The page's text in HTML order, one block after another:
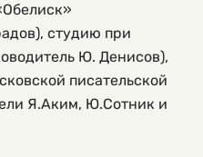
студию при
Ю. Денисов),
писательской
Я.Аким, Ю.Сотник и